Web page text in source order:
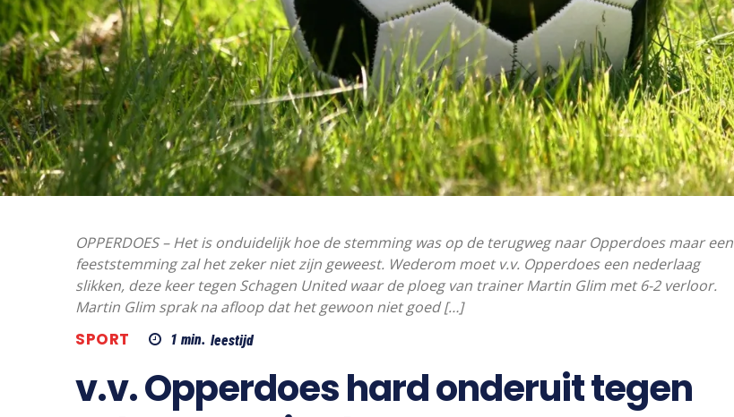
OPPERDOES – Het is onduidelijk hoe de stemming was op de terugweg naar Opperdoes maar een
feeststemming zal het zeker niet zijn geweest. Wederom moet v.v. Opperdoes een nederlaag
slikken, deze keer tegen Schagen United waar de ploeg van trainer Martin Glim met 6-2 verloor.
Martin Glim sprak na afloop dat het gewoon niet goed […]
SPORT 1 min. leestijd
v.v. Opperdoes hard onderuit tegen